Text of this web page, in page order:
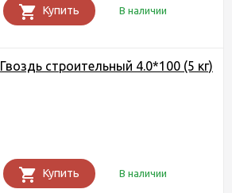
Купить В наличии
Гвоздь строительный 4.0*100 (5 кг)
Купить В наличии